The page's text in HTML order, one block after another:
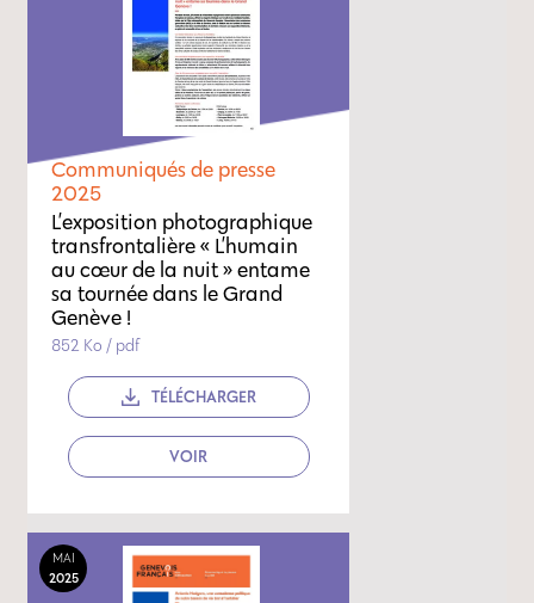
Communiqués de presse
2025
L’exposition photographique
transfrontalière « L’humain
au cœur de la nuit » entame
sa tournée dans le Grand
Genève !
852 Ko / pdf
TÉLÉCHARGER
VOIR
MAI
2025